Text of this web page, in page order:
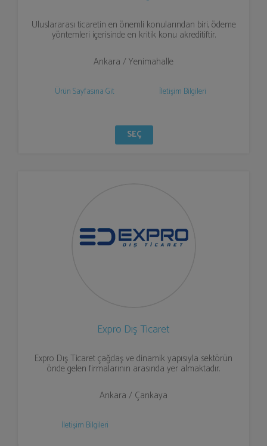
Uluslararası ticaretin en önemli konularından biri, ödeme
yöntemleri içerisinde en kritik konu akreditiftir.
Ankara / Yenimahalle
Ürün Sayfasına Git İletişim Bilgileri
SEÇ
Expro Dış Ticaret
Expro Dış Ticaret çağdaş ve dinamik yapısıyla sektörün
önde gelen firmalarının arasında yer almaktadır.
Ankara / Çankaya
İletişim Bilgileri